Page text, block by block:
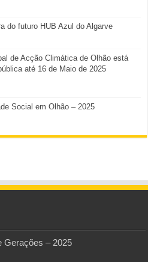
do futuro HUB Azul do Algarve
de Acção Climática de Olhão está
até 16 de Maio de 2025
Social em Olhão – 2025
Gerações – 2025